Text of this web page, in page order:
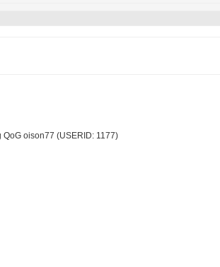
oison77 (USERID: 1177)